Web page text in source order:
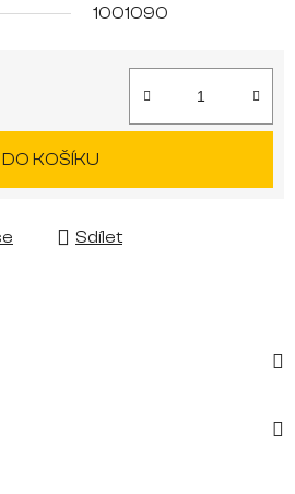
1001090
DO KOŠÍKU
Sdílet